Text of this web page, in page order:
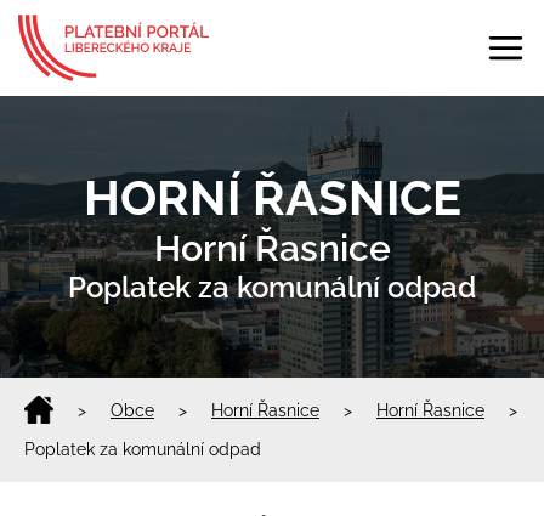
HORNÍ ŘASNICE
Horní Řasnice
Poplatek za komunální odpad
> Obce > Horní Řasnice > Horní Řasnice
>
Poplatek za komunální odpad